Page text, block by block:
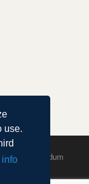
use.
infoby Agendum